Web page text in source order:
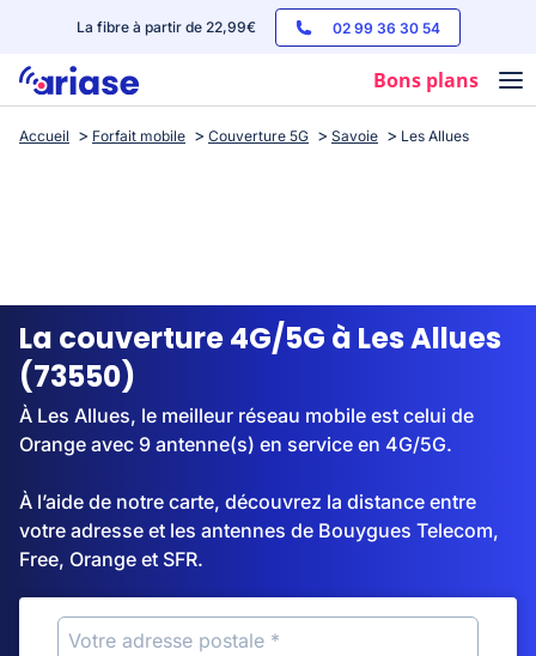
La fibre à partir de 22,99€ 02 99 36 30 54
Bons plans
Box internet
Streaming
Accueil Forfait mobile Couverture 5G Savoie Les Allues
La couverture 4G/5G à Les Allues
(73550)
À Les Allues, le meilleur réseau mobile est celui de
Orange avec 9 antenne(s) en service en 4G/5G.
À l’aide de notre carte, découvrez la distance entre
votre adresse et les antennes de Bouygues Telecom,
Free, Orange et SFR.